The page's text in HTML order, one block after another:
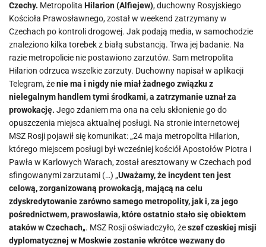
Czechy. Metropolita Hilarion (Alfiejew), duchowny Rosyjskiego
Kościoła Prawosławnego, został w weekend zatrzymany w
Czechach po kontroli drogowej. Jak podają media, w samochodzie
znaleziono kilka torebek z białą substancją. Trwa jej badanie. Na
razie metropolicie nie postawiono zarzutów. Sam metropolita
Hilarion odrzuca wszelkie zarzuty. Duchowny napisał w aplikacji
Telegram, żenie ma i nigdy nie miał żadnego związku z
nielegalnym handlem tymi środkami, a zatrzymanie uznał za
prowokację. Jego zdaniem ma ona na celu skłonienie go do
opuszczenia miejsca aktualnej posługi. Na stronie internetowej
MSZ Rosji pojawił się komunikat: „24 maja metropolita Hilarion,
którego miejscem posługi był wcześniej kościół Apostołów Piotra i
Pawła w Karlowych Warach, został aresztowany w Czechach pod
sfingowanymi zarzutami (…) „Uważamy, że incydent ten jest
celową, zorganizowaną prowokacją, mającą na celu
zdyskredytowanie zarówno samego metropolity, jak i, za jego
pośrednictwem, prawosławia, które ostatnio stało się obiektem
ataków w Czechach„. MSZ Rosji oświadczyło, żeszef czeskiej misji
dyplomatycznej w Moskwie zostanie wkrótce wezwany do